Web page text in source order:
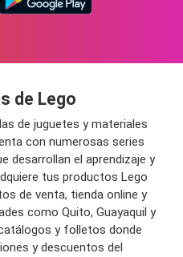
de Lego
de juguetes y materiales
con numerosas series
desarrollan el aprendizaje y
tus productos Lego
de venta, tienda online y
como Quito, Guayaquil y
y folletos donde
y descuentos del